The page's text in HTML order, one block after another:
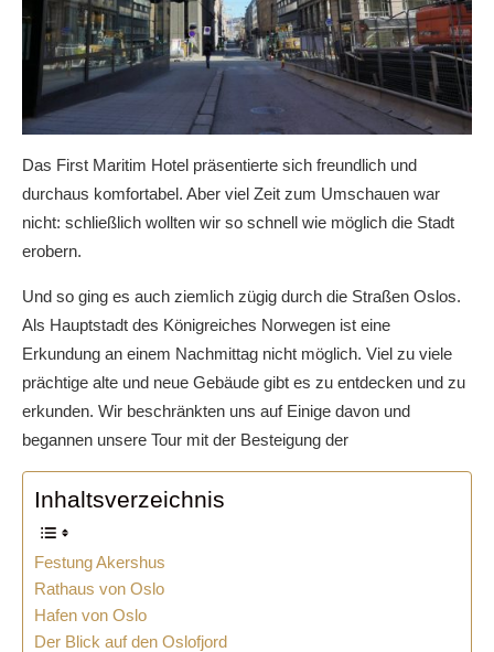
Das First Maritim Hotel präsentierte sich freundlich und
durchaus komfortabel. Aber viel Zeit zum Umschauen war
nicht: schließlich wollten wir so schnell wie möglich die Stadt
erobern.
Und so ging es auch ziemlich zügig durch die Straßen Oslos.
Als Hauptstadt des Königreiches Norwegen ist eine
Erkundung an einem Nachmittag nicht möglich. Viel zu viele
prächtige alte und neue Gebäude gibt es zu entdecken und zu
erkunden. Wir beschränkten uns auf Einige davon und
begannen unsere Tour mit der Besteigung der
Inhaltsverzeichnis
Festung Akershus
Rathaus von Oslo
Hafen von Oslo
Der Blick auf den Oslofjord